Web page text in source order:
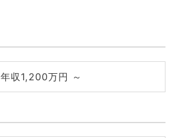
年収1,200万円 ～